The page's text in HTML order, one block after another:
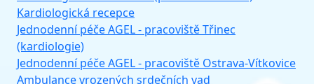
Jednodenní péče AGEL - pracoviště Třinec
(kardiologie)
Jednodenní péče AGEL - pracoviště Ostrava-Vítkovice
Ambulance vrozených srdečních vad
Spánková ambulance (pracoviště Ostrava-Vítkovice)